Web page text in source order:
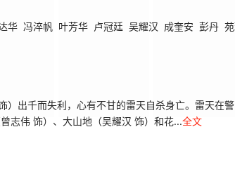
华 冯淬帆 叶芳华 卢冠廷 吴耀汉 成奎安 彭丹
出千而失利，心有不甘的雷天自杀身亡。雷天在
志伟 饰）、大山地（吴耀汉 饰）和花...全文